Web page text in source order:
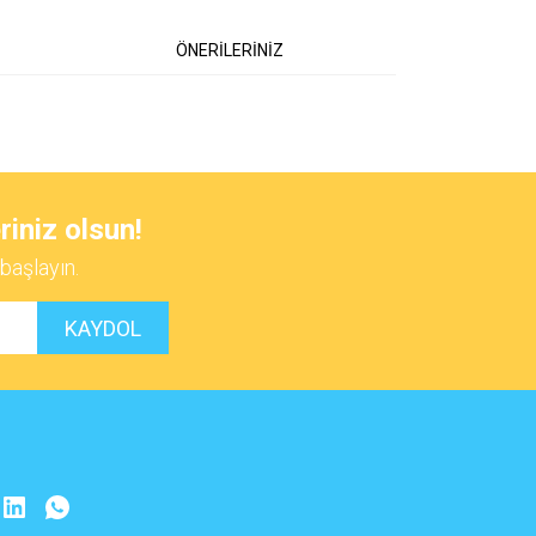
ÖNERİLERİNİZ
olsun!
KAYDOL